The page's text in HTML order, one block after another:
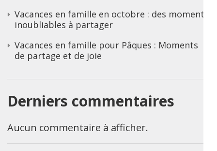
Vacances en famille en octobre : des moments
inoubliables à partager
Vacances en famille pour Pâques : Moments
de partage et de joie
Derniers commentaires
Aucun commentaire à afficher.